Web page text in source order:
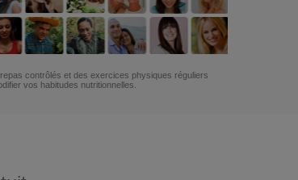
contrôlés et des exercices physiques réguliers
vos habitudes nutritionnelles.